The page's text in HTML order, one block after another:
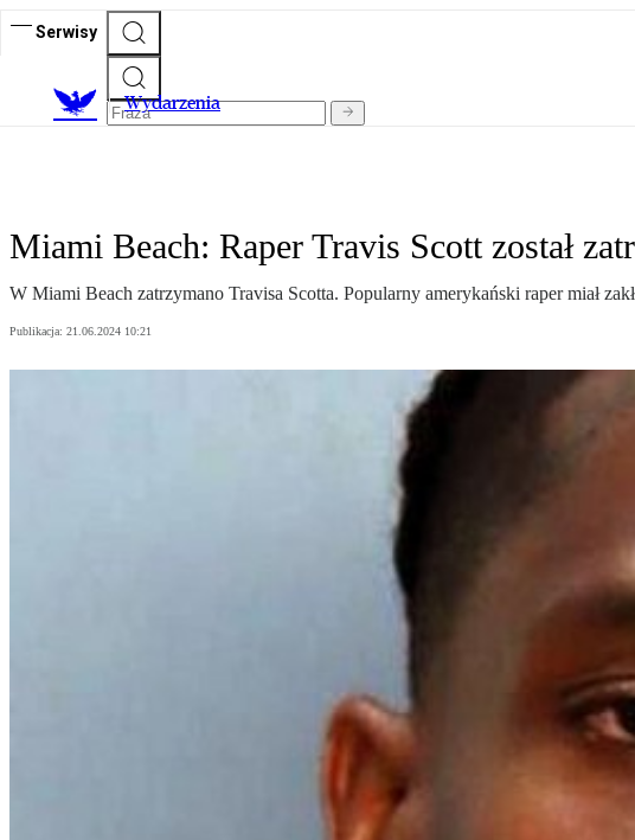
Serwisy
Wydarzenia
Miami Beach: Raper Travis Scott został
W Miami Beach zatrzymano Travisa Scotta. Popularny amerykański raper miał
Publikacja: 21.06.2024 10:21